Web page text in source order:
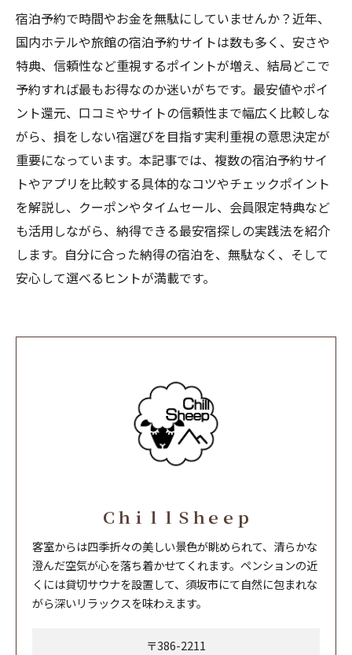
宿泊予約で時間やお金を無駄にしていませんか？近年、
国内ホテルや旅館の宿泊予約サイトは数も多く、安さや
特典、信頼性など重視するポイントが増え、結局どこで
予約すれば最もお得なのか迷いがちです。最安値やポイ
ント還元、口コミやサイトの信頼性まで幅広く比較しな
がら、損をしない宿選びを目指す実利重視の意思決定が
重要になっています。本記事では、複数の宿泊予約サイ
トやアプリを比較する具体的なコツやチェックポイント
を解説し、クーポンやタイムセール、会員限定特典など
も活用しながら、納得できる最安宿探しの実践法を紹介
します。自分に合った納得の宿泊を、無駄なく、そして
安心して選べるヒントが満載です。
ＣｈｉｌｌＳｈｅｅｐ
客室からは四季折々の美しい景色が眺められて、清らかな
澄んだ空気が心を落ち着かせてくれます。ペンションの近
くには貸切サウナを設置して、須坂市にて自然に包まれな
がら深いリラックスを味わえます。
〒386-2211